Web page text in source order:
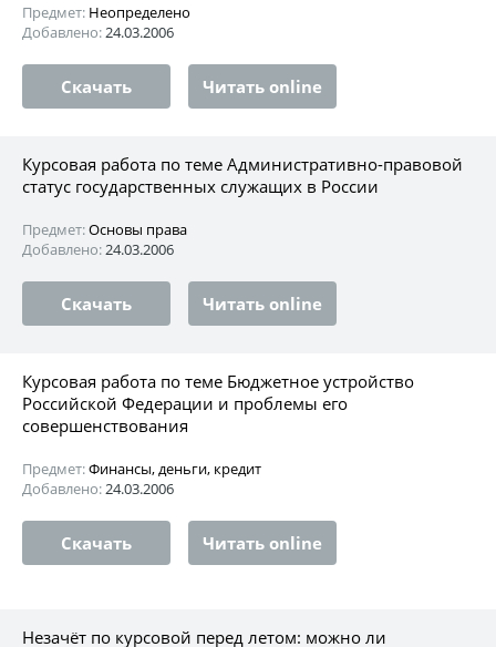
Предмет: Неопределено
Добавлено:24.03.2006
Скачать Читать online
Курсовая работа по теме Административно-правовой
статус государственных служащих в России
Предмет:Основы права
Добавлено:24.03.2006
Скачать Читать online
Курсовая работа по теме Бюджетное устройство
Российской Федерации и проблемы его
совершенствования
Предмет:Финансы, деньги, кредит
Добавлено:24.03.2006
Скачать Читать online
Незачёт по курсовой перед летом: можно ли